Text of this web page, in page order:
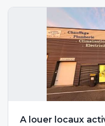
A louer locaux